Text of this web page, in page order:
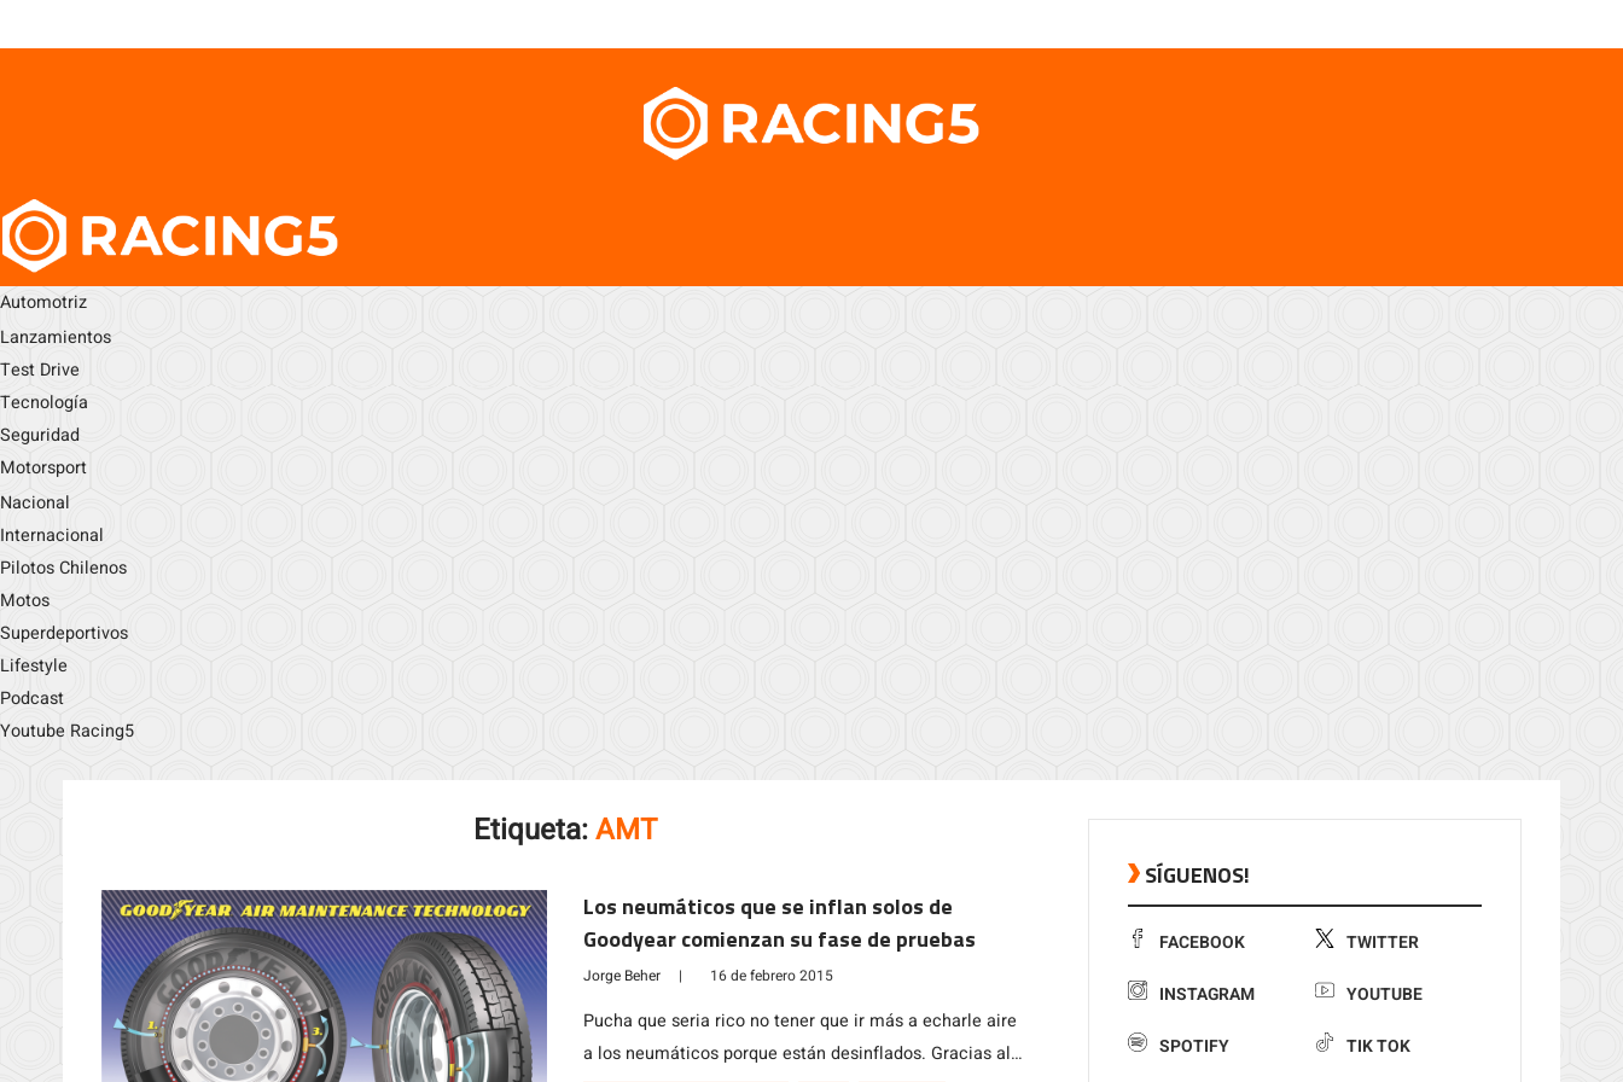
Automotriz
Lanzamientos
Test Drive
Tecnología
Seguridad
Motorsport
Nacional
Internacional
Pilotos Chilenos
Motos
Superdeportivos
Lifestyle
Podcast
Youtube Racing5
Etiqueta:AMT
Los neumáticos que se inflan solos de
Goodyear comienzan su fase de pruebas
Jorge Beher | 16 de febrero 2015
Pucha que seria rico no tener que ir más a echarle aire
a los neumáticos porque están desinflados. Gracias al
SÍGUENOS!
FACEBOOK TWITTER
INSTAGRAM YOUTUBE
SPOTIFY TIK TOK